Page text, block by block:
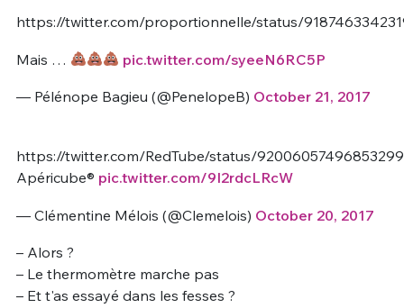
https://twitter.com/proportionnelle/status/
Mais … pic.twitter.com/syeeN6RC5P
— Pélénope Bagieu (@PenelopeB) October 21, 2017
https://twitter.com/RedTube/status/
Apéricube® pic.twitter.com/9I2rdcLRcW
— Clémentine Mélois (@Clemelois) October 20, 2017
– Alors ?
– Le thermomètre marche pas
– Et t'as essayé dans les fesses ?